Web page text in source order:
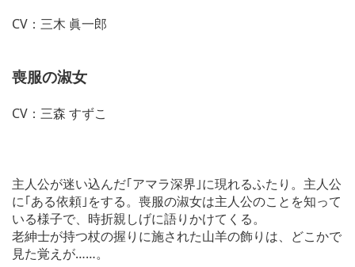
CV：三木 眞一郎
喪服の淑女
CV：三森 すずこ
主人公が迷い込んだ｢アマラ深界｣に現れるふたり。主人公
に｢ある依頼｣をする。喪服の淑女は主人公のことを知って
いる様子で、時折親しげに語りかけてくる。
老紳士が持つ杖の握りに施された山羊の飾りは、どこかで
見た覚えが……。